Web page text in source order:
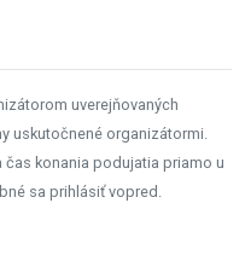
uverejňovaných
uskutočnené organizátormi.
konania podujatia priamo u
sa prihlásiť vopred.